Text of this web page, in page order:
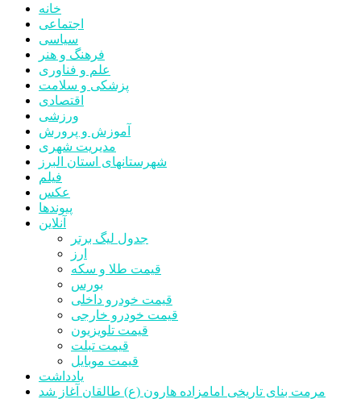
خانه
اجتماعی
سیاسی
فرهنگ و هنر
علم و فناوری
پزشکی و سلامت
اقتصادی
ورزشی
آموزش و پرورش
مدیریت شهری
شهرستانهای استان البرز
فیلم
عکس
پیوندها
آنلاین
جدول لیگ برتر
ارز
قیمت طلا و سکه
بورس
قیمت خودرو داخلی
قیمت خودرو خارجی
قیمت تلویزیون
قیمت تبلت
قیمت موبایل
یادداشت
مرمت بنای تاریخی امامزاده هارون (ع) طالقان آغاز شد